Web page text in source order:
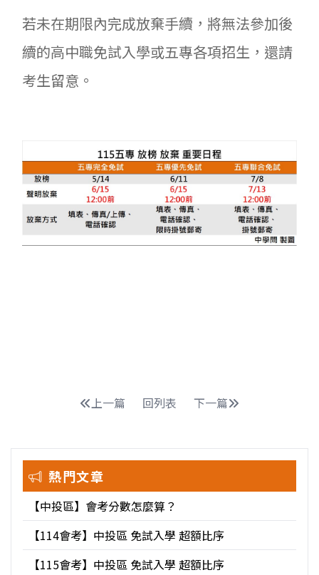
若未在期限內完成放棄手續，將無法參加後
續的高中職免試入學或五專各項招生，還請
考生留意。
上一篇 回列表 下一篇
熱門文章
【中投區】會考分數怎麼算？
【114會考】中投區 免試入學 超額比序
【115會考】中投區 免試入學 超額比序